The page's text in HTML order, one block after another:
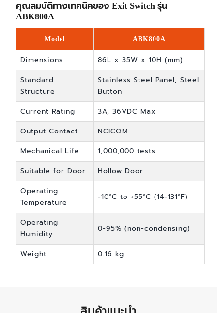
คุณสมบัติทางเทคนิคของ Exit Switch รุ่น
ABK800A
Model ABK800A
Dimensions
86L x 35W x 10H (mm)
Standard
Structure
Stainless Steel Panel, Steel
Button
Current Rating
3A, 36VDC Max
Output Contact
NCICOM
Mechanical Life
1,000,000 tests
Suitable for Door
Hollow Door
Operating
Temperature
-10°C to +55°C (14-131°F)
Operating
Humidity
0-95% (non-condensing)
Weight 0.16 kg